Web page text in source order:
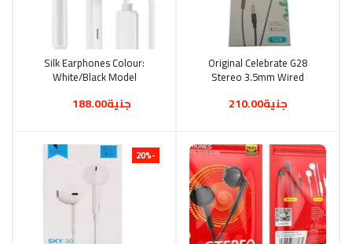
أضف إلى السلة
Original Celebrate G28
Stereo 3.5mm Wired
جنية210.00
أضف إلى السلة
Silk Earphones Colour:
White/Black Model
Wired Compatible With:
Microphone Included: Yes
Noise Cancellation Feature:
Yes
جنية188.00
-20%